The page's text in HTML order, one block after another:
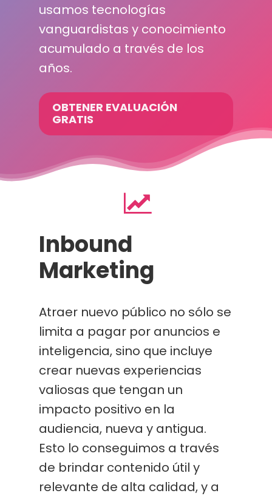
usamos tecnologías
vanguardistas y conocimiento
acumulado a través de los
años.
OBTENER EVALUACIÓN
GRATIS
Inbound
Marketing
Atraer nuevo público no sólo se
limita a pagar por anuncios e
inteligencia, sino que incluye
crear nuevas experiencias
valiosas que tengan un
impacto positivo en la
audiencia, nueva y antigua.
Esto lo conseguimos a través
de brindar contenido útil y
relevante de alta calidad, y a